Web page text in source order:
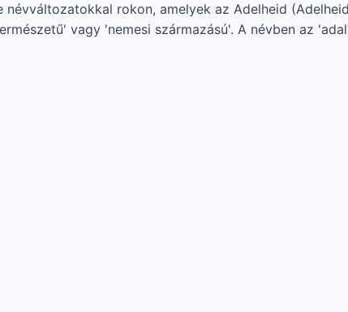
rokon, amelyek az Adelheid
vagy 'nemesi származású'. A névben az